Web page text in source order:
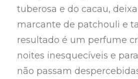
tuberosa e do cacau,
marcante de patchouli e
resultado é um perfume
noites inesquecíveis e
não passam